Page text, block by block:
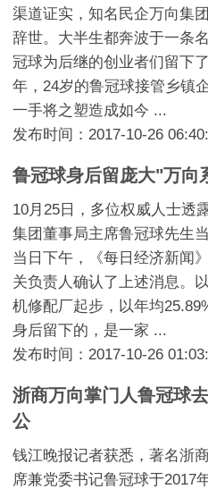
渠道证实，知名民企万向集
辞世。大半生都奔波于一条
冠球为后继的创业者们留下
年，24岁的鲁冠球接管乡镇
一手将之塑造成如今 ...
发布时间：2017-10-26
鲁冠球身后留庞大"万向
10月25日，多位权威人士透
集团董事局主席鲁冠球先生
当日下午，《每日经济新闻
关负责人确认了上述消息。
机修配厂起步，以年均
身后留下的，是一家 ...
发布时间：2017-10-26
浙商万向掌门人鲁冠球
公
钱江晚报记者获悉，著名浙
席兼党委书记鲁冠球于2017